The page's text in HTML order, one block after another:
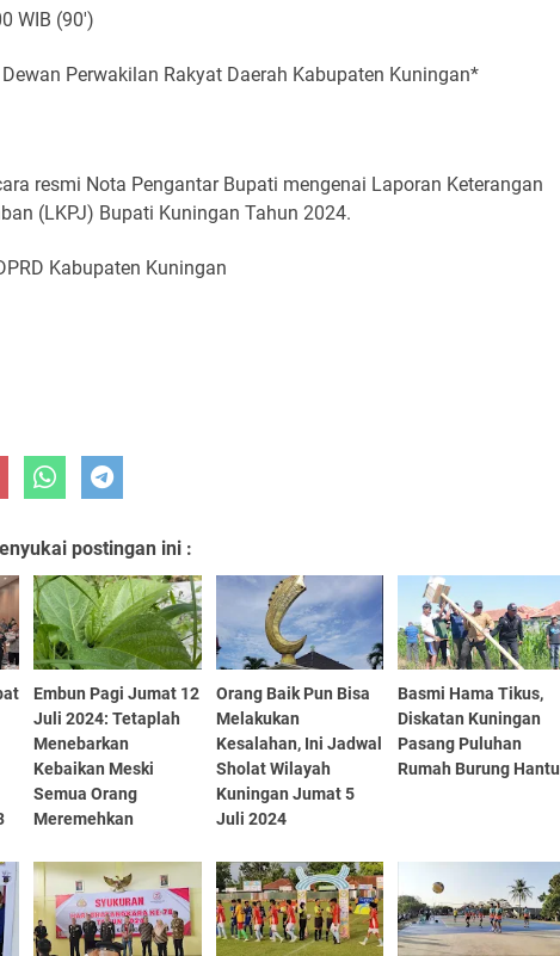
WIB (90')
Perwakilan Rakyat Daerah Kabupaten Kuningan*
resmi Nota Pengantar Bupati mengenai Laporan Keterangan
(LKPJ) Bupati Kuningan Tahun 2024.
Kabupaten Kuningan
postingan ini :
Embun Pagi Jumat 12
Juli 2024: Tetaplah
Menebarkan
Kebaikan Meski
Semua Orang
Meremehkan
Orang Baik Pun Bisa
Melakukan
Kesalahan, Ini Jadwal
Sholat Wilayah
Kuningan Jumat 5
Juli 2024
Basmi Hama Tikus,
Diskatan Kuningan
Pasang Puluhan
Rumah Burung Hantu